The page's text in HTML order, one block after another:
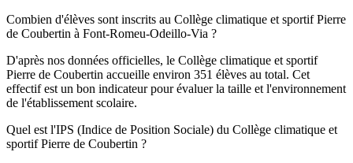
Combien d'élèves sont inscrits au Collège climatique et sportif Pierre
de Coubertin à Font-Romeu-Odeillo-Via ?
D'après nos données officielles, le Collège climatique et sportif
Pierre de Coubertin accueille environ 351 élèves au total. Cet
effectif est un bon indicateur pour évaluer la taille et l'environnement
de l'établissement scolaire.
Quel est l'IPS (Indice de Position Sociale) du Collège climatique et
sportif Pierre de Coubertin ?